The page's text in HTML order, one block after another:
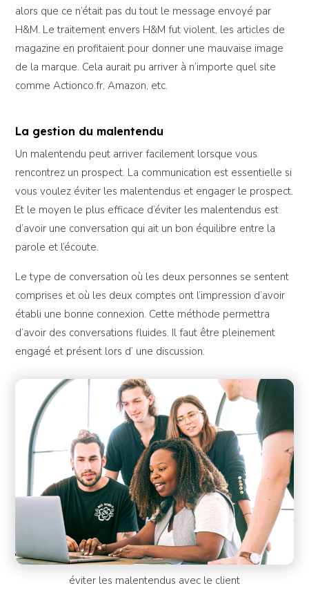
alors que ce n’était pas du tout le message envoyé par
H&M. Le traitement envers H&M fut violent, les articles de
magazine en profitaient pour donner une mauvaise image
de la marque. Cela aurait pu arriver à n’importe quel site
comme Actionco.fr, Amazon, etc.
La gestion du malentendu
Un malentendu peut arriver facilement lorsque vous
rencontrez un prospect. La communication est essentielle si
vous voulez éviter les malentendus et engager le prospect.
Et le moyen le plus efficace d’éviter les malentendus est
d’avoir une conversation qui ait un bon équilibre entre la
parole et l’écoute.
Le type de conversation où les deux personnes se sentent
comprises et où les deux comptes ont l’impression d’avoir
établi une bonne connexion. Cette méthode permettra
d’avoir des conversations fluides. Il faut être pleinement
engagé et présent lors d’ une discussion.
éviter les malentendus avec le client